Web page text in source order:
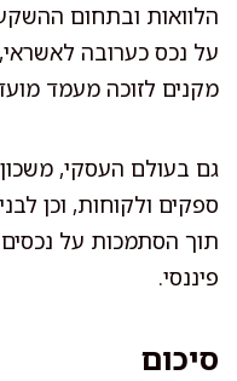
הלוואות ובתחום
על נכס כערובה
מקנים לזוכה מעמד
גם בעולם העסקי,
ספקים ולקוחות, וכן
תוך הסתמכות על
פיננסי.
סיכום